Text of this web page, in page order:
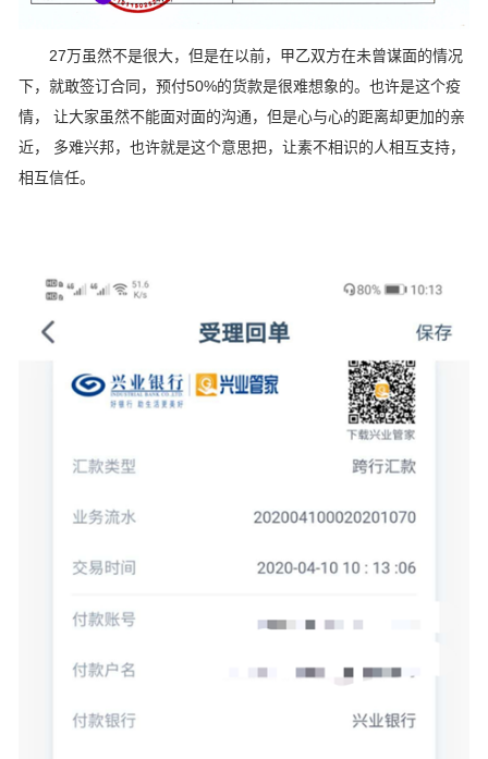
27万虽然不是很大，但是在以前，甲乙双方在未曾谋面的情况
下，就敢签订合同，预付50%的货款是很难想象的。也许是这个疫
情， 让大家虽然不能面对面的沟通，但是心与心的距离却更加的亲
近， 多难兴邦，也许就是这个意思把，让素不相识的人相互支持，
相互信任。